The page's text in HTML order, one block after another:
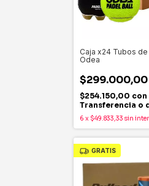
Caja x24 Tubos
Odea
$299.000,00
$254.150,00 con
Transferencia o
6 x $49.833,33 sin
GRATIS